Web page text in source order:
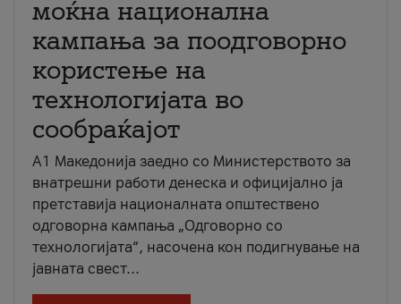
моќна национална
кампања за поодговорно
користење на
технологијата во
сообраќајот
A1 Македонија заедно со Министерството за
внатрешни работи денеска и официјално ја
претставија националната општествено
одговорна кампања „Одговорно со
технологијата“, насочена кон подигнување на
јавната свест...